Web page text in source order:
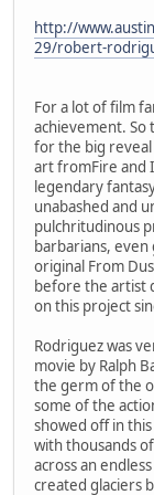
http://
29/robert-
For a lot of film
achievement. So
for the big
art fromFire and
legendary
unabashed and
pulchritudinous
barbarians,
original From
before the artist
on this project
Rodriguez was
movie by Ralph
the germ of the
some of the
showed off in
with thousands
across an
created glaciers